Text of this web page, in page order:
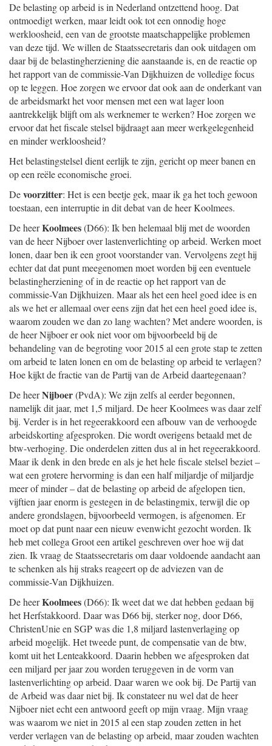
De belasting op arbeid is in Nederland ontzettend hoog. Dat
ontmoedigt werken, maar leidt ook tot een onnodig hoge
werkloosheid, een van de grootste maatschappelijke problemen
van deze tijd. We willen de Staatssecretaris dan ook uitdagen om
daar bij de belastingherziening die aanstaande is, en de reactie op
het rapport van de commissie-Van Dijkhuizen de volledige focus
op te leggen. Hoe zorgen we ervoor dat ook aan de onderkant van
de arbeidsmarkt het voor mensen met een wat lager loon
aantrekkelijk blijft om als werknemer te werken? Hoe zorgen we
ervoor dat het fiscale stelsel bijdraagt aan meer werkgelegenheid
en minder werkloosheid?
Het belastingstelsel dient eerlijk te zijn, gericht op meer banen en
op een reële economische groei.
Devoorzitter: Het is een beetje gek, maar ik ga het toch gewoon
toestaan, een interruptie in dit debat van de heer Koolmees.
De heerKoolmees(D66): Ik ben helemaal blij met de woorden
van de heer Nijboer over lastenverlichting op arbeid. Werken moet
lonen, daar ben ik een groot voorstander van. Vervolgens zegt hij
echter dat dat punt meegenomen moet worden bij een eventuele
belastingherziening of in de reactie op het rapport van de
commissie-Van Dijkhuizen. Maar als het een heel goed idee is en
als we het er allemaal over eens zijn dat het een heel goed idee is,
waarom zouden we dan zo lang wachten? Met andere woorden, is
de heer Nijboer er ook niet voor om bijvoorbeeld bij de
behandeling van de begroting voor 2015 al een grote stap te zetten
om arbeid te laten lonen en om de belasting op arbeid te verlagen?
Hoe kijkt de fractie van de Partij van de Arbeid daartegenaan?
De heerNijboer(PvdA): We zijn zelfs al eerder begonnen,
namelijk dit jaar, met 1,5 miljard. De heer Koolmees was daar zelf
bij. Verder is in het regeerakkoord een afbouw van de verhoogde
arbeidskorting afgesproken. Die wordt overigens betaald met de
btw-verhoging. Die onderdelen zitten dus al in het regeerakkoord.
Maar ik denk in den brede en als je het hele fiscale stelsel beziet –
wat een grotere hervorming is dan een half miljardje of miljardje
meer of minder – dat de belasting op arbeid de afgelopen tien,
vijftien jaar enorm is gestegen in de belastingmix, terwijl die op
andere grondslagen, bijvoorbeeld vermogen, is afgenomen. Er
moet op dat punt naar een nieuw evenwicht gezocht worden. Ik
heb met collega Groot een artikel geschreven over hoe wij dat
zien. Ik vraag de Staatssecretaris om daar voldoende aandacht aan
te schenken als hij straks reageert op de adviezen van de
commissie-Van Dijkhuizen.
De heerKoolmees(D66): Ik weet dat we dat hebben gedaan bij
het Herfstakkoord. Daar was D66 bij, sterker nog, door D66,
ChristenUnie en SGP was die 1,8 miljard lastenverlaging op
arbeid mogelijk. Het tweede punt, de compensatie van de btw,
komt uit het Lenteakkoord. Daarin hebben we afgesproken dat
een miljard per jaar zou worden teruggeven in de vorm van
lastenverlichting op arbeid. Daar waren we ook bij. De Partij van
de Arbeid was daar niet bij. Ik constateer nu wel dat de heer
Nijboer niet echt een antwoord geeft op mijn vraag. Mijn vraag
was waarom we niet in 2015 al een stap zouden zetten in het
verder verlagen van de belasting op arbeid, maar zouden wachten